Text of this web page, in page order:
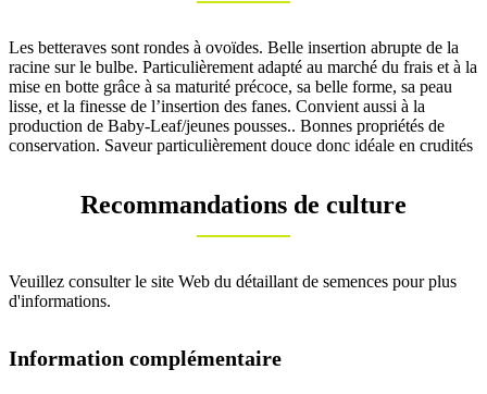
Les betteraves sont rondes à ovoïdes. Belle insertion abrupte de la
racine sur le bulbe. Particulièrement adapté au marché du frais et à la
mise en botte grâce à sa maturité précoce, sa belle forme, sa peau
lisse, et la finesse de l’insertion des fanes. Convient aussi à la
production de Baby-Leaf/jeunes pousses.. Bonnes propriétés de
conservation. Saveur particulièrement douce donc idéale en crudités
Recommandations de culture
Veuillez consulter le site Web du détaillant de semences pour plus
d'informations.
Information complémentaire